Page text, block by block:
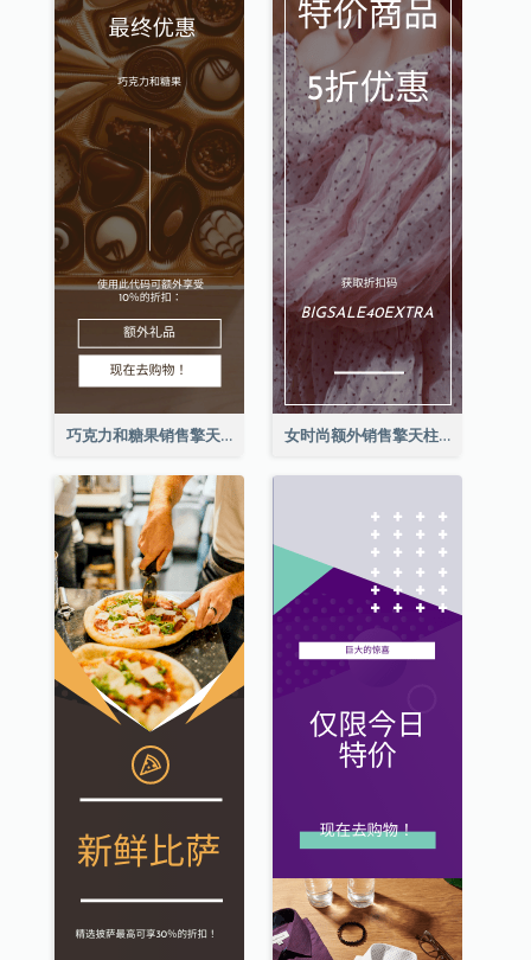
巧克力和糖果销售擎天柱广告 女时尚额外销售擎天柱广告